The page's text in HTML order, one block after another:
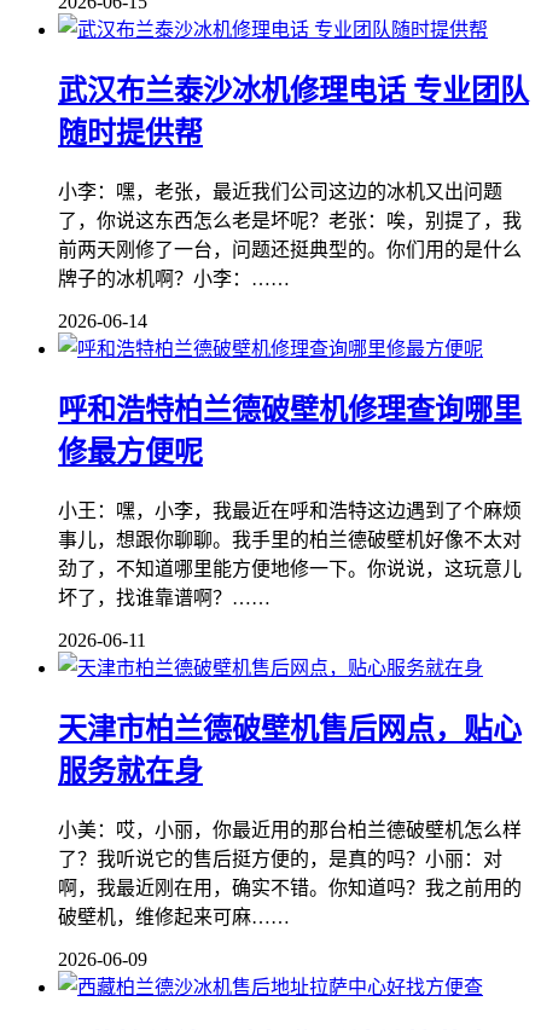
武汉布兰泰沙冰机修理电话 专业团队
随时提供帮
小李：嘿，老张，最近我们公司这边的冰机又出问题
了，你说这东西怎么老是坏呢？老张：唉，别提了，我
前两天刚修了一台，问题还挺典型的。你们用的是什么
牌子的冰机啊？小李：……
2026-06-14
呼和浩特柏兰德破壁机修理查询哪里
修最方便呢
小王：嘿，小李，我最近在呼和浩特这边遇到了个麻烦
事儿，想跟你聊聊。我手里的柏兰德破壁机好像不太对
劲了，不知道哪里能方便地修一下。你说说，这玩意儿
坏了，找谁靠谱啊？……
2026-06-11
天津市柏兰德破壁机售后网点，贴心
服务就在身
小美：哎，小丽，你最近用的那台柏兰德破壁机怎么样
了？我听说它的售后挺方便的，是真的吗？小丽：对
啊，我最近刚在用，确实不错。你知道吗？我之前用的
破壁机，维修起来可麻……
2026-06-09